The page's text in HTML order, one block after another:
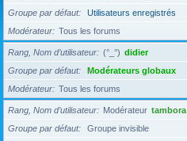
Groupe par défaut
Utilisateurs enregistrés
Modérateur
Tous les forums
Rang, Nom d’utilisateur (°_°) didier
Groupe par défaut
Modérateurs globaux
Modérateur
Tous les forums
Rang, Nom d’utilisateur Modérateur tambora
Groupe par défaut
Groupe invisible